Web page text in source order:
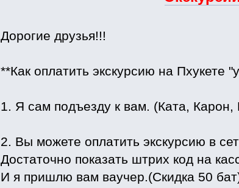
Дорогие друзья!!!
**Как оплатить экскурсию на Пхукете
1. Я сам подъезду к вам. (Ката, Карон,
2. Вы можете оплатить экскурсию в
Достаточно показать штрих код на
И я пришлю вам ваучер.(Скидка 50